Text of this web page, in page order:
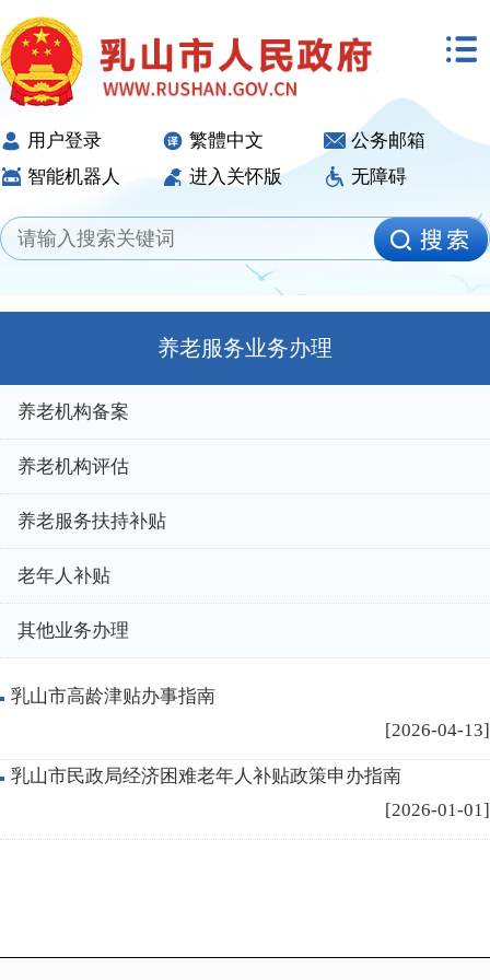
用户登录 繁體中文
公务邮箱
智能机器人
进入关怀版 无障碍
养老服务业务办理
养老机构备案
养老机构评估
养老服务扶持补贴
老年人补贴
其他业务办理
乳山市高龄津贴办事指南
[2026-04-13]
乳山市民政局经济困难老年人补贴政策申办指南
[2026-01-01]